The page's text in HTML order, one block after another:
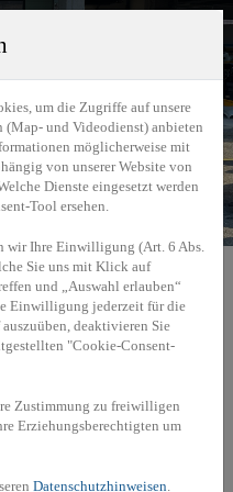
2024
um die Zugriffe auf unsere
(Map- und Videodienst) anbieten
möglicherweise mit
von unserer Website von
Dienste eingesetzt werden
Tool ersehen.
wir Ihre Einwilligung (Art. 6 Abs.
Sie uns mit Klick auf
und „Auswahl erlauben“
Einwilligung jederzeit für die
deaktivieren Sie
"Cookie-Consent-
Zustimmung zu freiwilligen
Erziehungsberechtigten um
Datenschutzhinweisen